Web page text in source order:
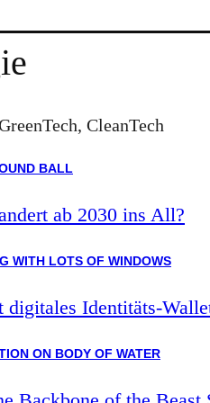
CleanTech
ab 2030 ins All?
digitales Identitäts-